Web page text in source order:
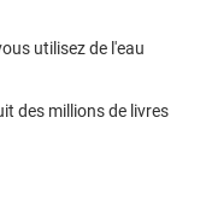
utilisez de l'eau
des millions de livres